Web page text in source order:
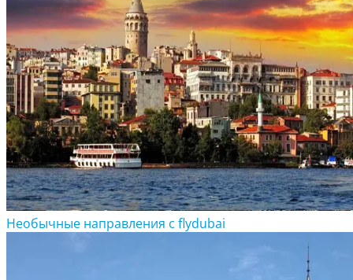
Необычные направления с flydubai